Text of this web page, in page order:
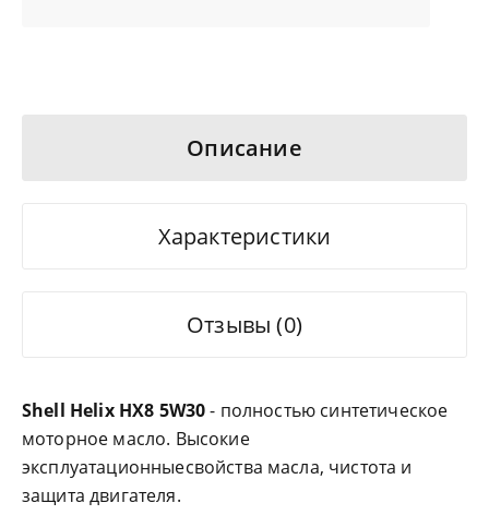
Описание
Характеристики
Отзывы (0)
Shell Helix HX8 5W30- полностью синтетическое
моторное масло. Высокие
эксплуатационныесвойства масла, чистота и
защита двигателя.